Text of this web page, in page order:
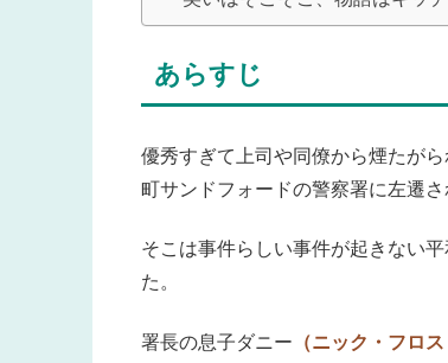
あらすじ
優秀すぎて上司や同僚から煙たが
町サンドフォードの警察署に左遷さ
そこは事件らしい事件が起きない
た。
署長の息子ダニー （ニック・フロス